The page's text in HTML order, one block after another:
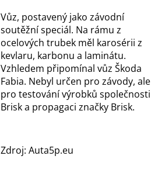
Vůz, postavený jako závodní
soutěžní speciál. Na rámu z
ocelových trubek měl karosérii z
kevlaru, karbonu a laminátu.
Vzhledem připomínal vůz Škoda
Fabia. Nebyl určen pro závody, ale
pro testování výrobků společnosti
Brisk a propagaci značky Brisk.
Zdroj: Auta5p.eu